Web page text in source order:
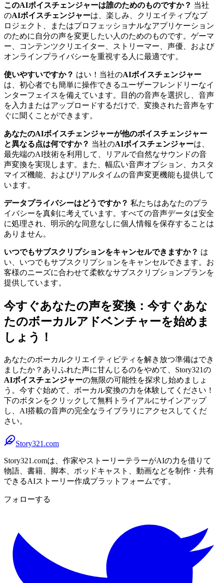
このAIボイスチェンジャーは誰のためのものですか？ 当社
のAIボイスチェンジャーは、楽しみ、クリエイティブなプ
ロジェクト、またはプロフェッショナルなアプリケーション
のために自分の声を変更したい人のためのものです。ゲーマ
ー、コンテンツクリエイター、ストリーマー、声優、および
オンラインプライバシーを重視する人に最適です。
使いやすいですか？ はい！当社のAIボイスチェンジャー
は、初心者でも簡単に操作できるユーザーフレンドリーなイ
ンターフェイスを備えています。目的の音声を選択し、音声
を入力またはアップロードするだけで、変換された音声をす
ぐに聞くことができます。
あなたのAIボイスチェンジャーが他のボイスチェンジャー
と異なる点は何ですか？ 当社のAIボイスチェンジャーは、
最先端のAI技術を利用して、リアルで自然なサウンドの音
声変換を実現します。また、幅広い音声オプション、カスタ
マイズ機能、およびリアルタイムの音声変更機能も提供して
います。
データプライバシーはどうですか？ 私たちはあなたのプラ
イバシーを真剣に考えています。すべての音声データは安全
に処理され、明示的な同意なしに個人情報を保存することは
ありません。
いつでもサブスクリプションをキャンセルできますか？ は
い、いつでもサブスクリプションをキャンセルできます。お
客様のニーズに合わせて柔軟なサブスクリプションプランを
提供しています。
今すぐあなたの声を変換：今すぐあな
たのボーカルアドベンチャーを始めま
しょう！
あなたのボーカルクリエイティビティを解き放つ準備はでき
ましたか？ありふれた声に甘んじるのをやめて、Story321の
AIボイスチェンジャーの無限の可能性を探求し始めましょ
う。今すぐ始めて、ボーカル変換の力を体験してください！
下のボタンをクリックして無料トライアルにサインアップ
し、AI搭載の音声の完全なライブラリにアクセスしてくだ
さい。
Story321.com
Story321.comは、作家やストーリーテラーがAIの力を借りて
物語、書籍、脚本、ポッドキャスト、動画などを制作・共有
できるAIストーリー作成プラットフォームです。
フォローする